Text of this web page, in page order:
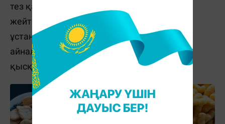
тез қартаяды. Оның үстіне, зиянды тағам
жейтіндердің көбі салауатты өмір салтын
ұстанбайды. Спортпен, дене қимылымен
айналыспағандардың да ағза теломері тез
қысқаратын көрінеді.